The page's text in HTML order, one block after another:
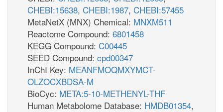
CHEBI:15638, CHEBI:1987, CHEBI:57455
MetaNetX (MNX) Chemical: MNXM511
Reactome Compound: 6801458
KEGG Compound: C00445
SEED Compound: cpd00347
InChI Key: MEANFMOQMXYMCT-
OLZOCXBDSA-M
BioCyc: META:5-10-METHENYL-THF
Human Metabolome Database: HMDB01354,